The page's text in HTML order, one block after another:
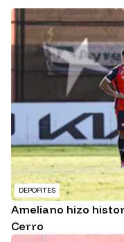
DEPORTES
Ameliano hizo
Cerro